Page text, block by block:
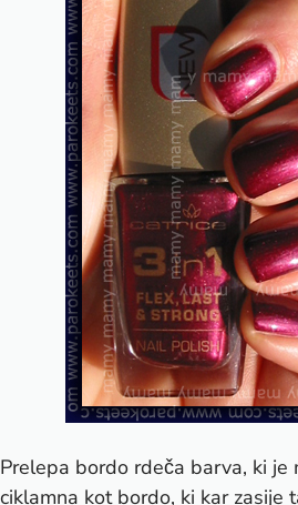
Prelepa bordo rdeča barva, ki je
ciklamna kot bordo, ki kar zasije